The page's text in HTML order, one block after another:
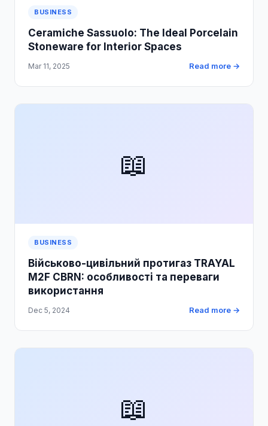
BUSINESS
Ceramiche Sassuolo: The Ideal Porcelain
Stoneware for Interior Spaces
Mar 11, 2025 Read more →
📖
BUSINESS
Військово-цивільний протигаз TRAYAL
M2F CBRN: особливості та переваги
використання
Dec 5, 2024 Read more →
📖